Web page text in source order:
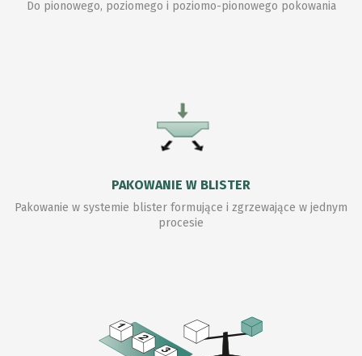
Do pionowego, poziomego i poziomo-pionowego pokowania
PAKOWANIE W BLISTER
Pakowanie w systemie blister formujące i zgrzewające w jednym
procesie